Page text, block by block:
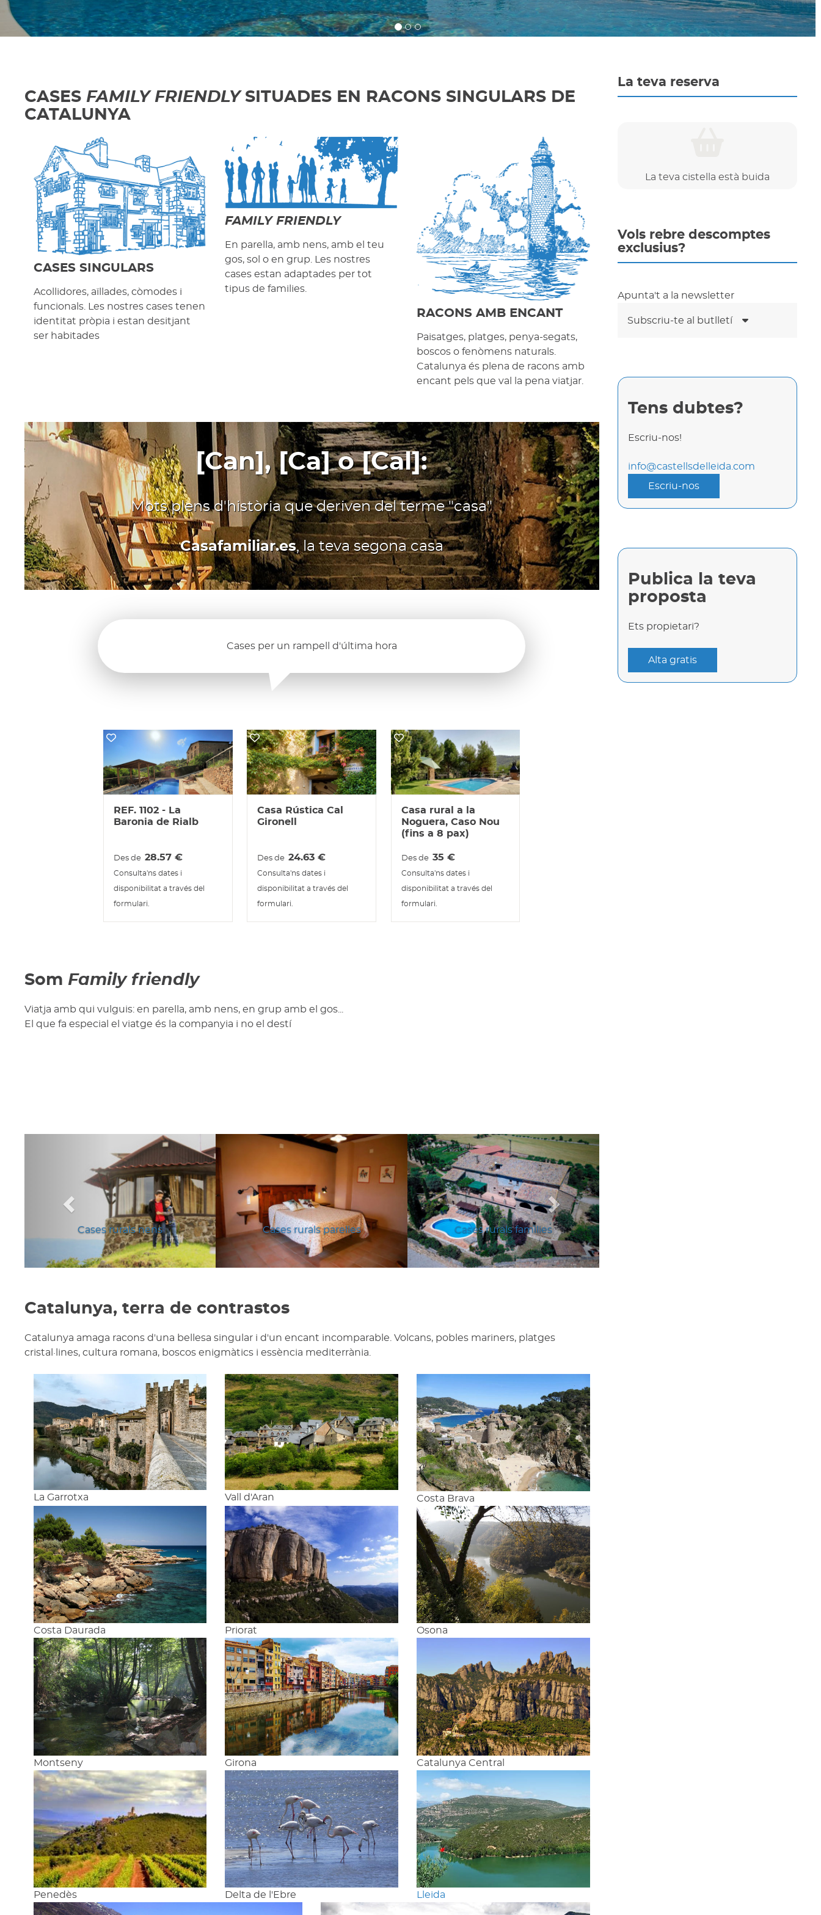
CASES FAMILY FRIENDLYSITUADES EN RACONS SINGULARS DE
CATALUNYA
CASES SINGULARS
Acollidores, aïllades, còmodes i
funcionals. Les nostres cases tenen
identitat pròpia i estan desitjant
ser habitades
FAMILY FRIENDLY
En parella, amb nens, amb el teu
gos, sol o en grup. Les nostres
cases estan adaptades per tot
tipus de families.
RACONS AMB ENCANT
Paisatges, platges, penya-segats,
boscos o fenòmens naturals.
Catalunya és plena de racons amb
encant pels que val la pena viatjar.
[Can], [Ca] o [Cal]:
Mots plens d'història que deriven del terme "casa"
Casafamiliar.es, la teva segona casa
Cases per un rampell d'última hora
REF. 1102 - La
Baronia de Rialb
Des de 28.57 €
Consulta'ns dates i
disponibilitat a través del
formulari.
Casa Rústica Cal
Gironell
Des de 24.63€
Consulta'ns dates i
disponibilitat a través del
formulari.
Casa rural a la
Noguera, Caso Nou
(fins a 8 pax)
Des de 35 €
Consulta'ns dates i
disponibilitat a través del
formulari.
Som Family friendly
Viatja amb qui vulguis: en parella, amb nens, en grup amb el gos...
El que fa especial el viatge és la companyia i no el destí
Cases rurals nens Cases rurals parelles Cases rurals families
Següent
Catalunya, terra de contrastos
Catalunya amaga racons d'una bellesa singular i d'un encant incomparable. Volcans, pobles mariners, platges
cristal·lines, cultura romana, boscos enigmàtics i essència mediterrània.
La Garrotxa Vall d'Aran Costa Brava
Costa Daurada Priorat Osona
Montseny Girona Catalunya Central
Penedès Delta de l'Ebre Lleida
La teva reserva
La teva cistella està buida
Vols rebre descomptes
exclusius?
Apunta't a la newsletter
Subscriu-te al butlletí
Tens dubtes?
Escriu-nos!
info@castellsdelleida.com
Escriu-nos
Publica la teva
proposta
Ets propietari?
Alta gratis